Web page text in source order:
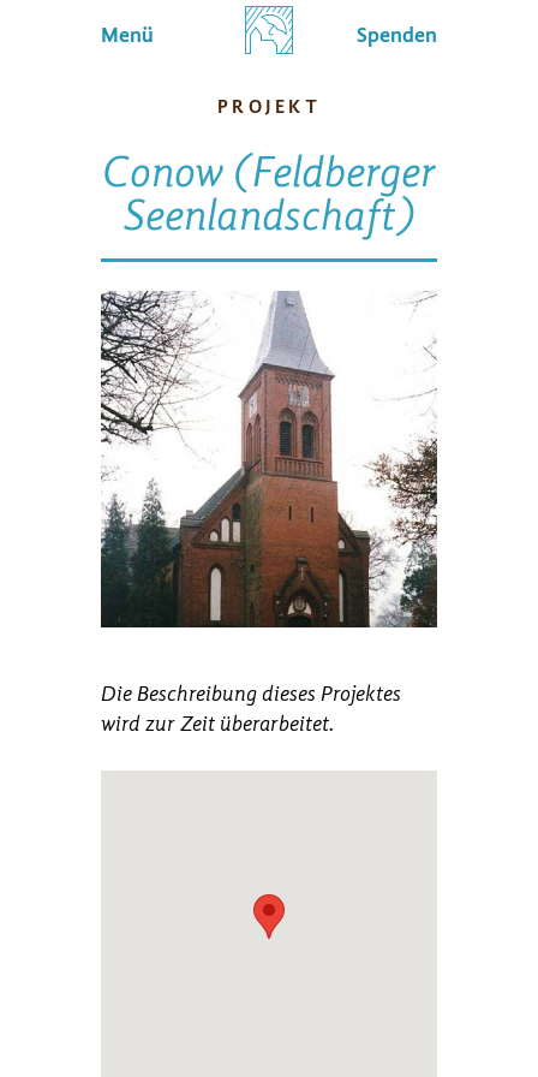
Menü Spenden
PROJEKT
Conow (Feldberger
Seenlandschaft)
Die Beschreibung dieses Projektes
wird zur Zeit überarbeitet.